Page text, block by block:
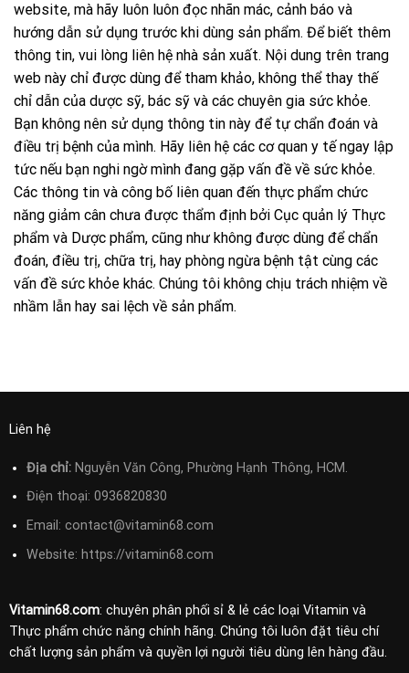
website, mà hãy luôn luôn đọc nhãn mác, cảnh báo và
hướng dẫn sử dụng trước khi dùng sản phẩm. Để biết thêm
thông tin, vui lòng liên hệ nhà sản xuất. Nội dung trên trang
web này chỉ được dùng để tham khảo, không thể thay thế
chỉ dẫn của dược sỹ, bác sỹ và các chuyên gia sức khỏe.
Bạn không nên sử dụng thông tin này để tự chẩn đoán và
điều trị bệnh của mình. Hãy liên hệ các cơ quan y tế ngay lập
tức nếu bạn nghi ngờ mình đang gặp vấn đề về sức khỏe.
Các thông tin và công bố liên quan đến thực phẩm chức
năng giảm cân chưa được thẩm định bởi Cục quản lý Thực
phẩm và Dược phẩm, cũng như không được dùng để chẩn
đoán, điều trị, chữa trị, hay phòng ngừa bệnh tật cùng các
vấn đề sức khỏe khác. Chúng tôi không chịu trách nhiệm về
nhầm lẫn hay sai lệch về sản phẩm.
Liên hệ
Địa chỉ:Nguyễn Văn Công, Phường Hạnh Thông, HCM.
Điện thoại: 0936820830
Email: contact@vitamin68.com
Website: https://vitamin68.com
Vitamin68.com: chuyên phân phối sỉ & lẻ các loại Vitamin và
Thực phẩm chức năng chính hãng. Chúng tôi luôn đặt tiêu chí
chất lượng sản phẩm và quyền lợi người tiêu dùng lên hàng đầu.